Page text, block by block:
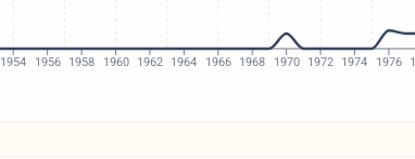
1954 1956 1958 1960 1962 1964 1966 1968 1970 1972 1974 1976